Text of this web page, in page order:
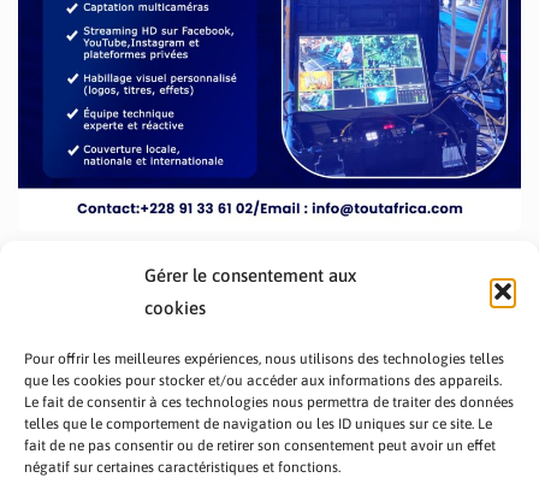
Gérer le consentement aux
cookies
Pour offrir les meilleures expériences, nous utilisons des technologies telles
que les cookies pour stocker et/ou accéder aux informations des appareils.
Le fait de consentir à ces technologies nous permettra de traiter des données
telles que le comportement de navigation ou les ID uniques sur ce site. Le
fait de ne pas consentir ou de retirer son consentement peut avoir un effet
négatif sur certaines caractéristiques et fonctions.
PRÉSENTATION TOUTAFRICA
A PROPOS